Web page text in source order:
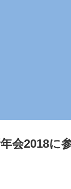
2018に